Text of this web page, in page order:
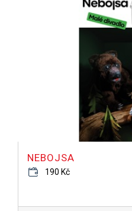
NEBOJSA
190 Kč